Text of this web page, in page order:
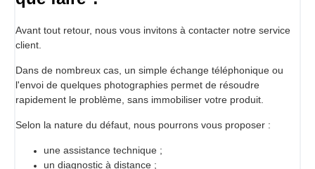
Avant tout retour, nous vous invitons à contacter notre service
client.
Dans de nombreux cas, un simple échange téléphonique ou
l'envoi de quelques photographies permet de résoudre
rapidement le problème, sans immobiliser votre produit.
Selon la nature du défaut, nous pourrons vous proposer :
une assistance technique ;
un diagnostic à distance ;